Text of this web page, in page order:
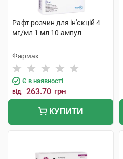
Рафт розчин для ін'єкцій 4
мг/мл 1 мл 10 ампул
Фармак
Є в наявності
від 263.70 грн
КУПИТИ